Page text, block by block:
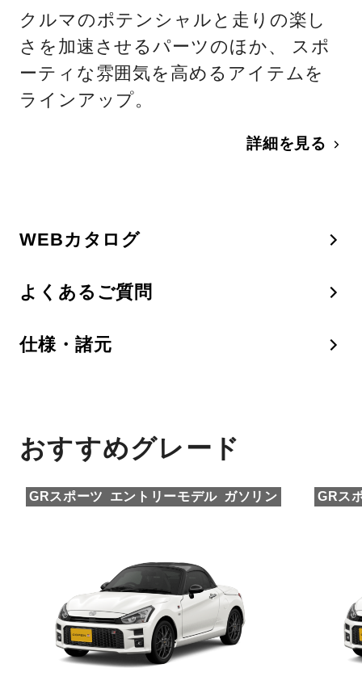
クルマのポテンシャルと走りの楽し
さを加速させるパーツのほか、 スポ
ーティな雰囲気を高めるアイテムを
ラインアップ。
詳細を見る
WEBカタログ
よくあるご質問
仕様・諸元
おすすめグレード
GRスポーツ エントリーモデル ガソリン GRス